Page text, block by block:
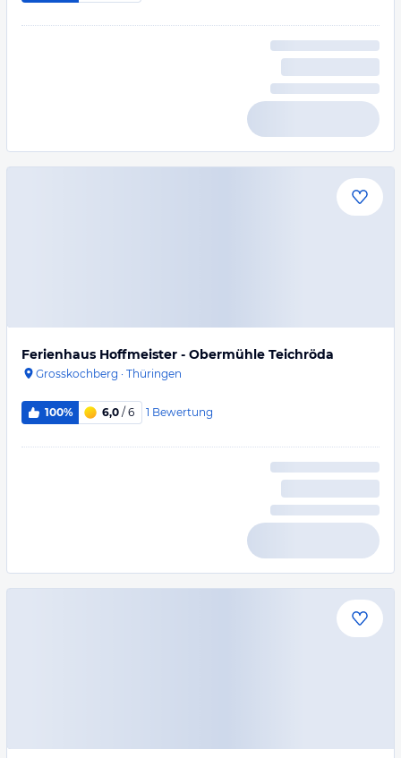
Ferienhaus Hoffmeister - Obermühle Teichröda
Grosskochberg · Thüringen
100% 6,0 / 6 1 Bewertung